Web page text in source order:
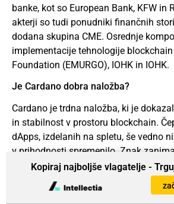
banke, kot so European Bank, KFW in
akterji so tudi ponudniki finančnih
dodana skupina CME. Osrednje
implementacije tehnologije
Foundation (EMURGO), IOHK in IOHK.
Je Cardano dobra naložba?
Cardano je trdna naložba, ki je
in stabilnost v prostoru blockchain.
dApps, izdelanih na spletu, še vedno
v prihodnosti spremenilo. Znak
so tudi številna partnerstva z bankami.
Ali se bo Cardano v bližnji prihodnosti
Kopiraj najboljše vlagatelje -